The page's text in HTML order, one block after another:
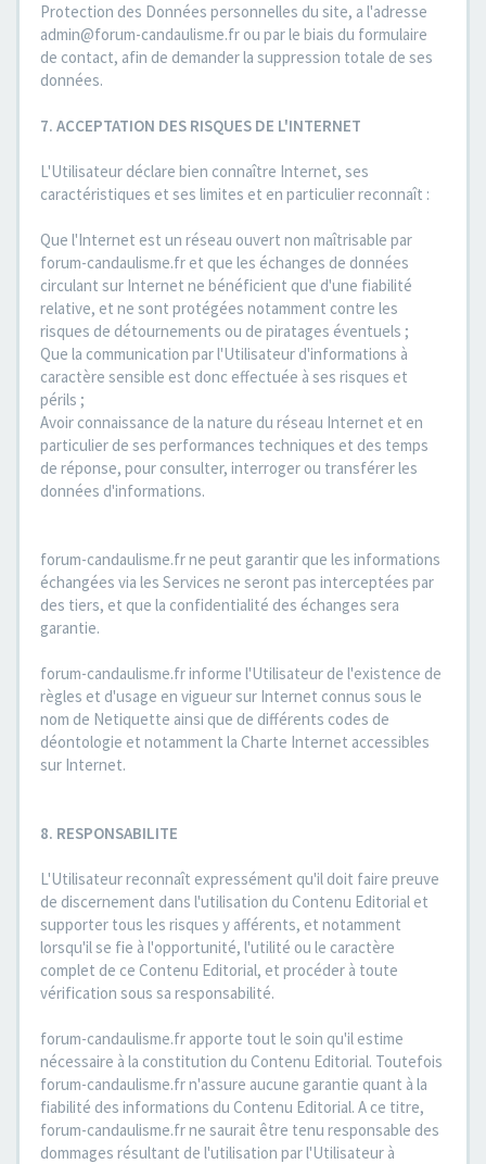
Protection des Données personnelles du site, a l'adresse
admin@forum-candaulisme.fr ou par le biais du formulaire
de contact, afin de demander la suppression totale de ses
données.
7. ACCEPTATION DES RISQUES DE L'INTERNET
L'Utilisateur déclare bien connaître Internet, ses
caractéristiques et ses limites et en particulier reconnaît :
Que l'Internet est un réseau ouvert non maîtrisable par
forum-candaulisme.fr et que les échanges de données
circulant sur Internet ne bénéficient que d'une fiabilité
relative, et ne sont protégées notamment contre les
risques de détournements ou de piratages éventuels ;
Que la communication par l'Utilisateur d'informations à
caractère sensible est donc effectuée à ses risques et
périls ;
Avoir connaissance de la nature du réseau Internet et en
particulier de ses performances techniques et des temps
de réponse, pour consulter, interroger ou transférer les
données d'informations.
forum-candaulisme.fr ne peut garantir que les informations
échangées via les Services ne seront pas interceptées par
des tiers, et que la confidentialité des échanges sera
garantie.
forum-candaulisme.fr informe l'Utilisateur de l'existence de
règles et d'usage en vigueur sur Internet connus sous le
nom de Netiquette ainsi que de différents codes de
déontologie et notamment la Charte Internet accessibles
sur Internet.
8. RESPONSABILITE
L'Utilisateur reconnaît expressément qu'il doit faire preuve
de discernement dans l'utilisation du Contenu Editorial et
supporter tous les risques y afférents, et notamment
lorsqu'il se fie à l'opportunité, l'utilité ou le caractère
complet de ce Contenu Editorial, et procéder à toute
vérification sous sa responsabilité.
forum-candaulisme.fr apporte tout le soin qu'il estime
nécessaire à la constitution du Contenu Editorial. Toutefois
forum-candaulisme.fr n'assure aucune garantie quant à la
fiabilité des informations du Contenu Editorial. A ce titre,
forum-candaulisme.fr ne saurait être tenu responsable des
dommages résultant de l'utilisation par l'Utilisateur à